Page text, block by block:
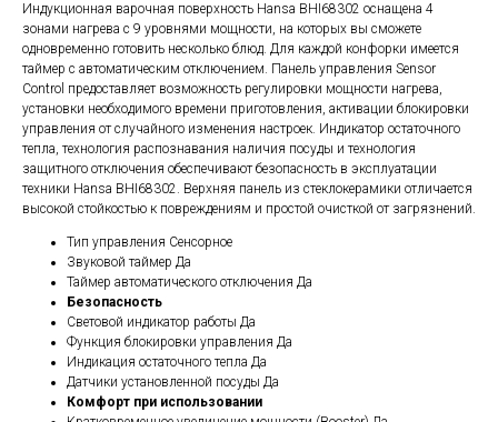
Индукционная варочная поверхность Hansa BHI68302 оснащена 4
зонами нагрева с 9 уровнями мощности, на которых вы сможете
одновременно готовить несколько блюд. Для каждой конфорки имеется
таймер с автоматическим отключением. Панель управления Sensor
Control предоставляет возможность регулировки мощности нагрева,
установки необходимого времени приготовления, активации блокировки
управления от случайного изменения настроек. Индикатор остаточного
тепла, технология распознавания наличия посуды и технология
защитного отключения обеспечивают безопасность в эксплуатации
техники Hansa BHI68302. Верхняя панель из стеклокерамики отличается
высокой стойкостью к повреждениям и простой очисткой от загрязнений.
Тип управления Сенсорное
Звуковой таймер Да
Таймер автоматического отключения Да
Безопасность
Световой индикатор работы Да
Функция блокировки управления Да
Индикация остаточного тепла Да
Датчики установленной посуды Да
Комфорт при использовании